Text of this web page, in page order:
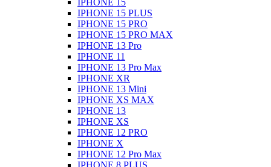
IPHONE 15
IPHONE 15 PLUS
IPHONE 15 PRO
IPHONE 15 PRO MAX
IPHONE 13 Pro
IPHONE 11
IPHONE 13 Pro Max
IPHONE XR
IPHONE 13 Mini
IPHONE XS MAX
IPHONE 13
IPHONE XS
IPHONE 12 PRO
IPHONE X
IPHONE 12 Pro Max
IPHONE 8 PLUS